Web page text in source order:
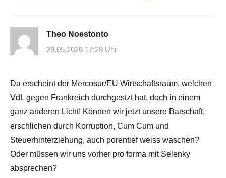
Theo Noestonto
28.05.2026 17:28 Uhr
Da erscheint der Mercosur/EU Wirtschaftsraum, welchen
VdL gegen Frankreich durchgestzt hat, doch in einem
ganz anderen Licht! Können wir jetzt unsere Barschaft,
erschlichen durch Korruption, Cum Cum und
Steuerhinterziehung, auch porentief weiss waschen?
Oder müssen wir uns vorher pro forma mit Selenky
absprechen?